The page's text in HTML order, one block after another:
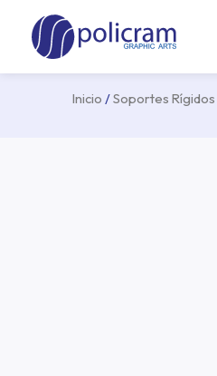
contenido
Inicio /Soportes Rígidos